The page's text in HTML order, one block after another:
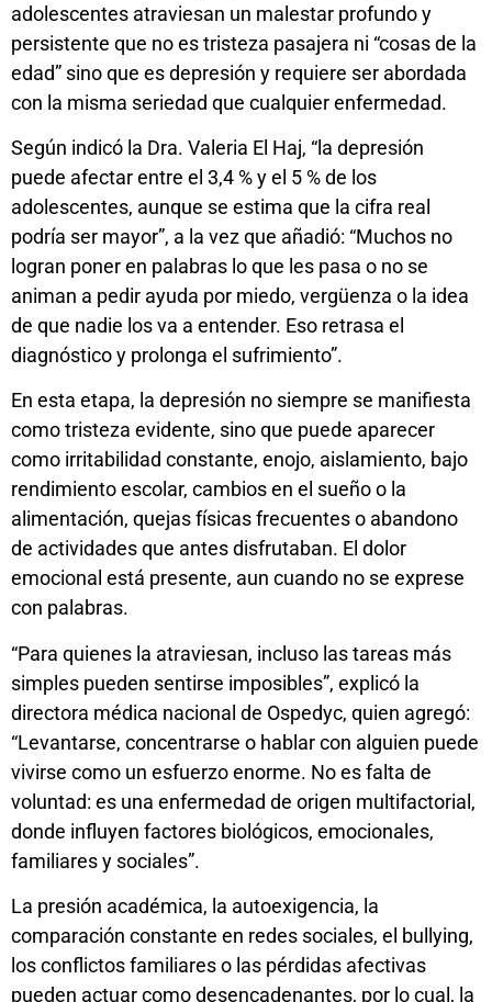
adolescentes atraviesan un malestar profundo y
persistente que no es tristeza pasajera ni “cosas de la
edad” sino que es depresión y requiere ser abordada
con la misma seriedad que cualquier enfermedad.
Según indicó la Dra. Valeria El Haj, “la depresión
puede afectar entre el 3,4 % y el 5 % de los
adolescentes, aunque se estima que la cifra real
podría ser mayor”, a la vez que añadió: “Muchos no
logran poner en palabras lo que les pasa o no se
animan a pedir ayuda por miedo, vergüenza o la idea
de que nadie los va a entender. Eso retrasa el
diagnóstico y prolonga el sufrimiento”.
En esta etapa, la depresión no siempre se manifiesta
como tristeza evidente, sino que puede aparecer
como irritabilidad constante, enojo, aislamiento, bajo
rendimiento escolar, cambios en el sueño o la
alimentación, quejas físicas frecuentes o abandono
de actividades que antes disfrutaban. El dolor
emocional está presente, aun cuando no se exprese
con palabras.
“Para quienes la atraviesan, incluso las tareas más
simples pueden sentirse imposibles”, explicó la
directora médica nacional de Ospedyc, quien agregó:
“Levantarse, concentrarse o hablar con alguien puede
vivirse como un esfuerzo enorme. No es falta de
voluntad: es una enfermedad de origen multifactorial,
donde influyen factores biológicos, emocionales,
familiares y sociales”.
La presión académica, la autoexigencia, la
comparación constante en redes sociales, el bullying,
los conflictos familiares o las pérdidas afectivas
pueden actuar como desencadenantes, por lo cual, la